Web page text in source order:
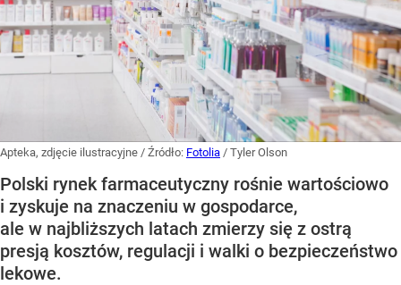
Apteka, zdjęcie ilustracyjne / Źródło: Fotolia / Tyler Olson
Polski rynek farmaceutyczny rośnie wartościowo
i zyskuje na znaczeniu w gospodarce,
ale w najbliższych latach zmierzy się z ostrą
presją kosztów, regulacji i walki o bezpieczeństwo
lekowe.